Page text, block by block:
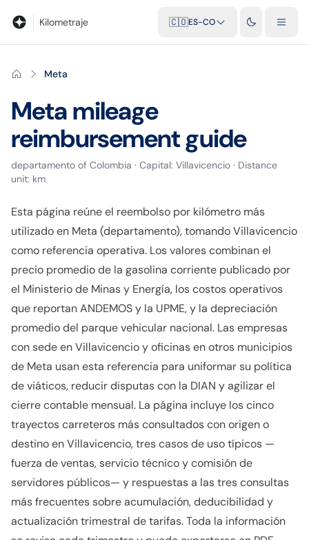
Kilometraje 🇨🇴ES-CO
Meta
Metamileage
reimbursement guide
departamento of Colombia · Capital: Villavicencio · Distance
unit: km
Esta página reúne el reembolso por kilómetro más
utilizado en Meta (departamento), tomando Villavicencio
como referencia operativa. Los valores combinan el
precio promedio de la gasolina corriente publicado por
el Ministerio de Minas y Energía, los costos operativos
que reportan ANDEMOS y la UPME, y la depreciación
promedio del parque vehicular nacional. Las empresas
con sede en Villavicencio y oficinas en otros municipios
de Meta usan esta referencia para uniformar su política
de viáticos, reducir disputas con la DIAN y agilizar el
cierre contable mensual. La página incluye los cinco
trayectos carreteros más consultados con origen o
destino en Villavicencio, tres casos de uso típicos —
fuerza de ventas, servicio técnico y comisión de
servidores públicos— y respuestas a las tres consultas
más frecuentes sobre acumulación, deducibilidad y
actualización trimestral de tarifas. Toda la información